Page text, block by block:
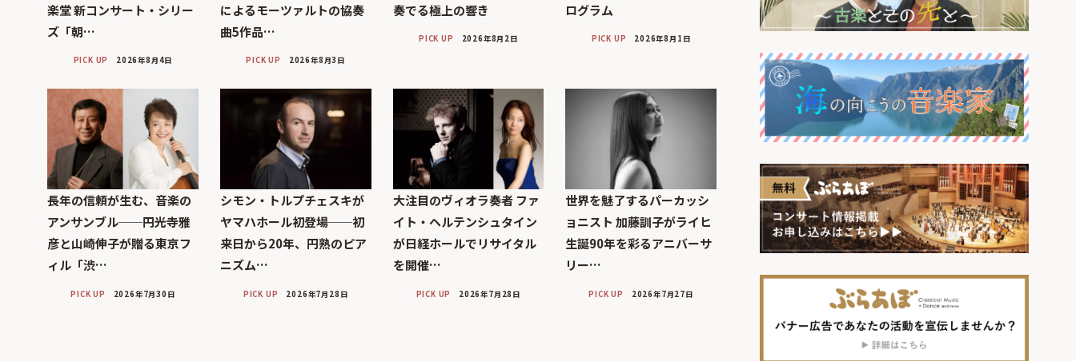
楽堂 新コンサート・シリー
ズ「朝…
PICK UP 2026年8月4日
によるモーツァルトの協奏
曲5作品…
PICK UP 2026年8月3日
奏でる極上の響き
PICK UP 2026年8月2日
ログラム
PICK UP 2026年8月1日
長年の信頼が生む、音楽の
アンサンブル──円光寺雅
彦と山崎伸子が贈る東京フ
ィル「渋…
PICK UP 2026年7月30日
シモン・トルプチェスキが
ヤマハホール初登場──初
来日から20年、円熟のピア
ニズム…
PICK UP 2026年7月28日
大注目のヴィオラ奏者 ファ
イト・ヘルテンシュタイン
が日経ホールでリサイタル
を開催…
PICK UP 2026年7月28日
世界を魅了するパーカッシ
ョニスト 加藤訓子がライヒ
生誕90年を彩るアニバーサ
リー…
PICK UP 2026年7月27日